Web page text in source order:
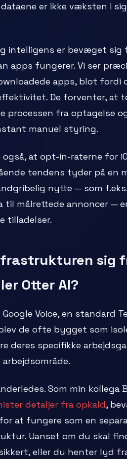
er ikke væksten i
intelligens er bevæget
apps fungerer. Vi ser
apps, blot fordi
De forventer, at
processen fra optagelse
manuel styring.
at opt-in-raterne for
tendens tyder på en
nytte — som
målrettede annoncer —
tilladelser.
sig
Otter AI?
Voice, en standard
de ofte bygget som
deres specifikke
Som min kollega
detaljer fra opkald,
at fungere som en
Uanset om du skal
eller du henter lyd